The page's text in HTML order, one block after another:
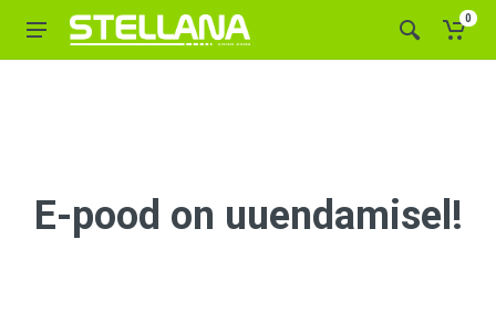
0
E-pood on uuendamisel!